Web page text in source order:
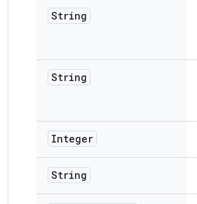
String
String
Integer
String